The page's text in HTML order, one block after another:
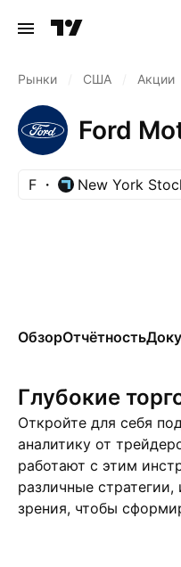
Рынки США Акции
Ford
F New York
ОбзорОтчётность
Глубокие
Откройте для себя
аналитику от
работают с этим
различные
зрения, чтобы